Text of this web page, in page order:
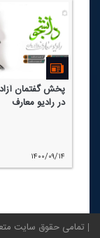
پخش گفتمان
در رادیو معارف
۱۴۰۰/۰۹/۱۴
تمامی حقوق سایت